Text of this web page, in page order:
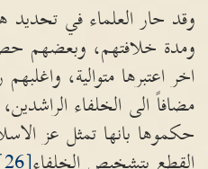
وقد حار العلماء في تحديد
ومدة خلافتهم، وبعضهم
اخر اعتبرها متوالية،
مضافاً الى الخلفاء الراشدين،
حكموها بانها تمثل عز